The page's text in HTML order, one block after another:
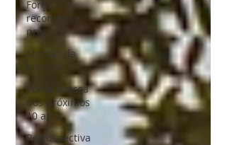
Força,
recomeço e
pre
Marcas da
história
Ponta Grossa
dos próximos
10 anos
Retrospectiva